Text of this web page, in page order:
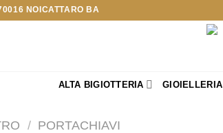
NOICATTARO BA
ALTA BIGIOTTERIA GIOIELLERIA
/ PORTACHIAVI